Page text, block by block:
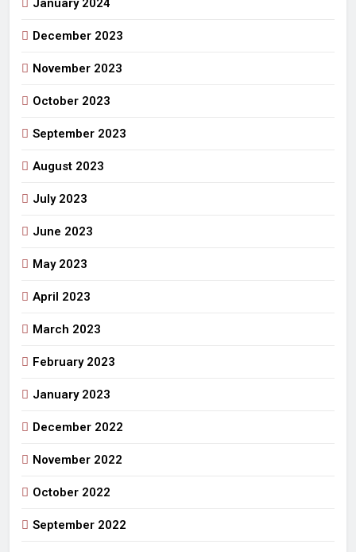
January 2024
December 2023
November 2023
October 2023
September 2023
August 2023
July 2023
June 2023
May 2023
April 2023
March 2023
February 2023
January 2023
December 2022
November 2022
October 2022
September 2022